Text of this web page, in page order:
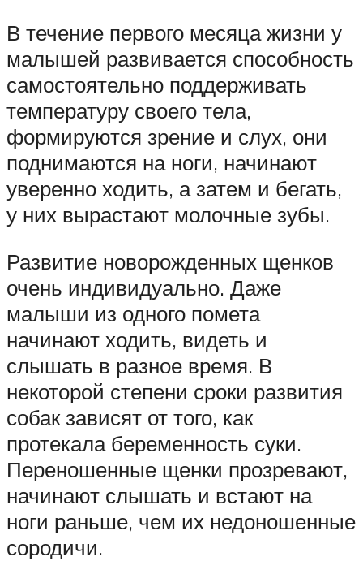
В течение первого месяца жизни у
малышей развивается способность
самостоятельно поддерживать
температуру своего тела,
формируются зрение и слух, они
поднимаются на ноги, начинают
уверенно ходить, а затем и бегать,
у них вырастают молочные зубы.
Развитие новорожденных щенков
очень индивидуально. Даже
малыши из одного помета
начинают ходить, видеть и
слышать в разное время. В
некоторой степени сроки развития
собак зависят от того, как
протекала беременность суки.
Переношенные щенки прозревают,
начинают слышать и встают на
ноги раньше, чем их недоношенные
сородичи.